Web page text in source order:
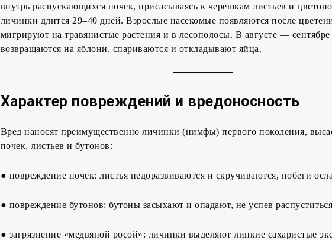
внутрь распускающихся почек, присасываясь к черешкам листьев и
личинки длится 29–40 дней. Взрослые насекомые появляются после
мигрируют на травянистые растения и в лесополосы. В августе — сентябре
возвращаются на яблони, спариваются и откладывают яйца.
Характер повреждений и вредоносность
Вред наносят преимущественно личинки (нимфы) первого поколения,
почек, листьев и бутонов:
● повреждение почек: листья недоразвиваются и скручиваются, побеги
● повреждение бутонов: бутоны засыхают и опадают, не успев
● загрязнение «медвяной росой»: личинки выделяют липкие сахаристые